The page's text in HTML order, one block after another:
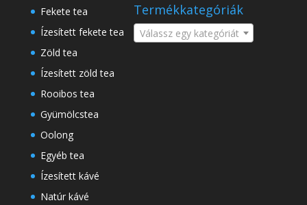
Fekete tea
Ízesített fekete tea
Zöld tea
Ízesített zöld tea
Rooibos tea
Gyümölcstea
Oolong
Egyéb tea
Ízesített kávé
Natúr kávé
Termékkategóriák
Válassz egy kategóriát